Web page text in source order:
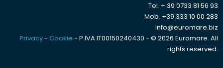
Tel. + 39 0733 81 56 93
Mob. +39 333 10 00 283
info@euromare.biz
Privacy- Cookie - P.IVA IT00150240430 - © 2026 Euromare. All
rights reserved.